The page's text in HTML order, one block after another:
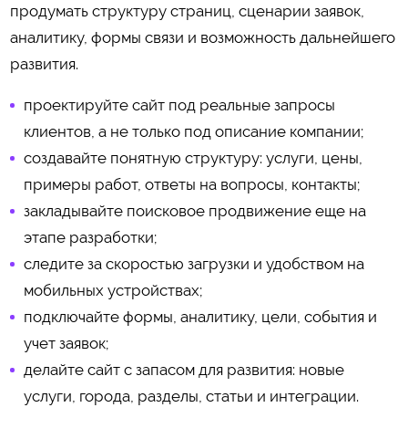
продумать структуру страниц, сценарии заявок,
аналитику, формы связи и возможность дальнейшего
развития.
проектируйте сайт под реальные запросы
клиентов, а не только под описание компании;
создавайте понятную структуру: услуги, цены,
примеры работ, ответы на вопросы, контакты;
закладывайте поисковое продвижение еще на
этапе разработки;
следите за скоростью загрузки и удобством на
мобильных устройствах;
подключайте формы, аналитику, цели, события и
учет заявок;
делайте сайт с запасом для развития: новые
услуги, города, разделы, статьи и интеграции.